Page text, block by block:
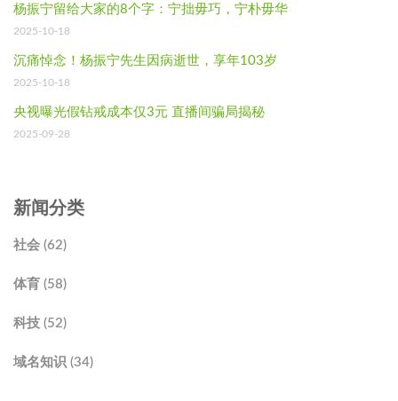
杨振宁留给大家的8个字：宁拙毋巧，宁朴毋华
2025-10-18
沉痛悼念！杨振宁先生因病逝世，享年103岁
2025-10-18
央视曝光假钻戒成本仅3元 直播间骗局揭秘
2025-09-28
新闻分类
社会 (62)
体育 (58)
科技 (52)
域名知识 (34)